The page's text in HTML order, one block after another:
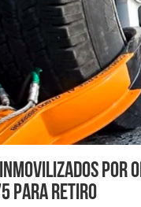
por
para retiro